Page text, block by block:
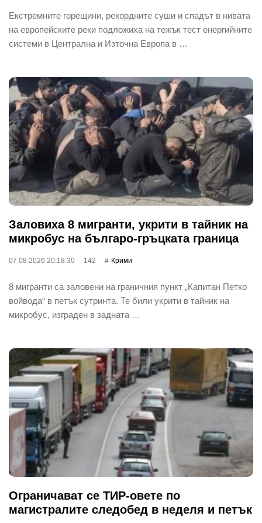
Екстремните горещини, рекордните суши и спадът в нивата
на европейските реки подложиха на тежък тест енергийните
системи в Централна и Източна Европа в …
Заловиха 8 мигранти, укрити в тайник на
микробус на българо-гръцката граница
07.08.2026 20:18:30 142 Крими
8 мигранти са заловени на граничния пункт „Капитан Петко
войвода“ в петък сутринта. Те били укрити в тайник на
микробус, изграден в задната …
Ограничават се ТИР-овете по
магистралите следобед в неделя и петък